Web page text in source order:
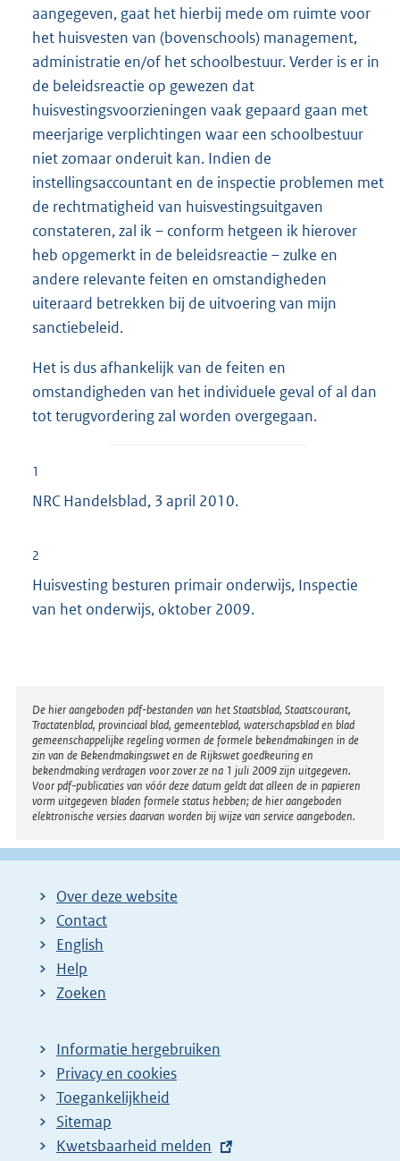
aangegeven, gaat het hierbij mede om ruimte voor
het huisvesten van (bovenschools) management,
administratie en/of het schoolbestuur. Verder is er in
de beleidsreactie op gewezen dat
huisvestingsvoorzieningen vaak gepaard gaan met
meerjarige verplichtingen waar een schoolbestuur
niet zomaar onderuit kan. Indien de
instellingsaccountant en de inspectie problemen met
de rechtmatigheid van huisvestingsuitgaven
constateren, zal ik – conform hetgeen ik hierover
heb opgemerkt in de beleidsreactie – zulke en
andere relevante feiten en omstandigheden
uiteraard betrekken bij de uitvoering van mijn
sanctiebeleid.
Het is dus afhankelijk van de feiten en
omstandigheden van het individuele geval of al dan
tot terugvordering zal worden overgegaan.
1
NRC Handelsblad, 3 april 2010.
2
Huisvesting besturen primair onderwijs, Inspectie
van het onderwijs, oktober 2009.
Disclaimer
De hier aangeboden pdf-bestanden van het Staatsblad, Staatscourant,
Tractatenblad, provinciaal blad, gemeenteblad, waterschapsblad en blad
gemeenschappelijke regeling vormen de formele bekendmakingen in de
zin van de Bekendmakingswet en de Rijkswet goedkeuring en
bekendmaking verdragen voor zover ze na 1 juli 2009 zijn uitgegeven.
Voor pdf-publicaties van vóór deze datum geldt dat alleen de in papieren
vorm uitgegeven bladen formele status hebben; de hier aangeboden
elektronische versies daarvan worden bij wijze van service aangeboden.
Over deze website
Contact
English
Help
Zoeken
Informatie hergebruiken
Privacy en cookies
Toegankelijkheid
Sitemap
E
Kwetsbaarheid melden